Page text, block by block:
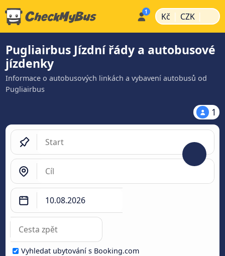
Kč | CZK |
Pugliairbus Jízdní řády a autobusové
jízdenky
Informace o autobusových linkách a vybavení autobusů od
Pugliairbus
1
Vyhledat ubytování s Booking.com